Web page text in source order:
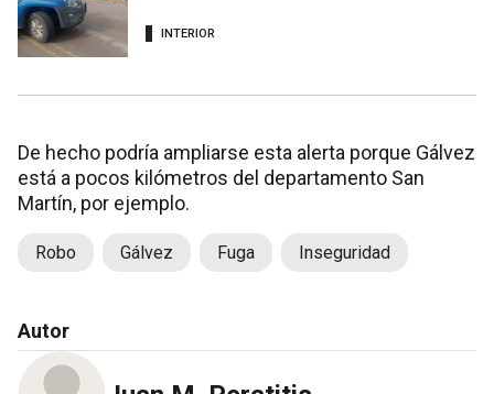
INTERIOR
De hecho podría ampliarse esta alerta porque Gálvez
está a pocos kilómetros del departamento San
Martín, por ejemplo.
Robo Gálvez Fuga Inseguridad
Autor